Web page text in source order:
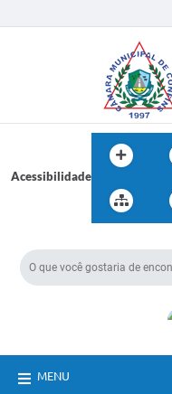
Acessibilidade
MENU